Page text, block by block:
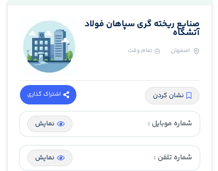
صنایع ریخته گری سپاهان فولاد
آتشگاه
اصفهان تمام وقت
نشان کردن اشتراک گذاری
شماره موبایل : نمایش
شماره تلفن : نمایش